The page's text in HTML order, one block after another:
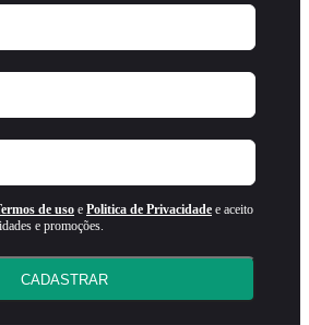
de uso e Politica de Privacidade e aceito
e promoções.
CADASTRAR